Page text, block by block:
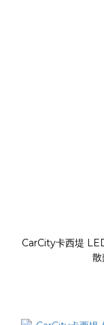
CarCity卡西堤
散